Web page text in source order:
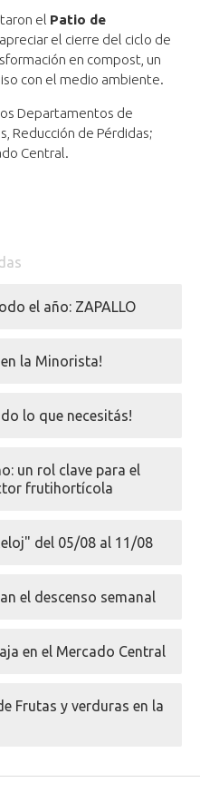
el Patio de
el cierre del ciclo de
en compost, un
con el medio ambiente.
Departamentos de
Reducción de Pérdidas;
Central.
el año: ZAPALLO
la Minorista!
lo que necesitás!
un rol clave para el
frutihortícola
del 05/08 al 11/08
el descenso semanal
en el Mercado Central
Frutas y verduras en la